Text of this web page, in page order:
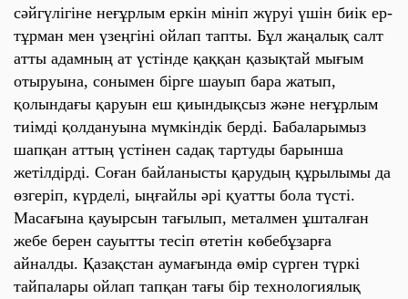
сәйгүлігіне неғұрлым еркін мініп жүруі үшін биік ер-
тұрман мен үзеңгіні ойлап тапты. Бұл жаңалық салт
атты адамның ат үстінде қаққан қазықтай мығым
отыруына, сонымен бірге шауып бара жатып,
қолындағы қаруын еш қиындықсыз және неғұрлым
тиімді қолдануына мүмкіндік берді. Бабаларымыз
шапқан аттың үстінен садақ тартуды барынша
жетілдірді. Соған байланысты қарудың құрылымы да
өзгеріп, күрделі, ыңғайлы әрі қуатты бола түсті.
Масағына қауырсын тағылып, металмен ұшталған
жебе берен сауытты тесіп өтетін көбебұзарға
айналды. Қазақстан аумағында өмір сүрген түркі
тайпалары ойлап тапқан тағы бір технологиялық